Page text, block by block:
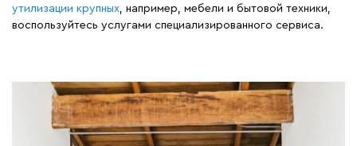
утилизации крупных , например, мебели и бытовой техники,
воспользуйтесь услугами специализированного сервиса.